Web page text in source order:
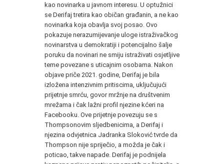
kao novinarka u javnom interesu. U optužnici
se Derifaj tretira kao običan građanin, a ne kao
novinarka koja obavlja svoj posao. Ovo
pokazuje nerazumijevanje uloge istraživačkog
novinarstva u demokratiji i potencijalno šalje
poruku da novinari ne smiju istraživati osjetljive
teme povezane s uticajnim osobama. Nakon
objave priče 2021. godine, Derifaj je bila
izložena intenzivnim pritiscima, uključujući
prijetnje smrću, govor mržnje na društvenim
mrežama i čak lažni profil njezine kćeri na
Facebooku. Ove prijetnje povezuju se s
Thompsonovim sljedbenicima, a Derifaj i
njezina odvjetnica Jadranka Sloković tvrde da
Thompson nije spriječio, a možda je čak i
poticao, takve napade. Derifaj je podnijela